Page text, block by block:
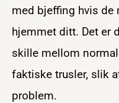
med bjeffing hvis de
hjemmet ditt. Det er
skille mellom
faktiske trusler, slik
problem.